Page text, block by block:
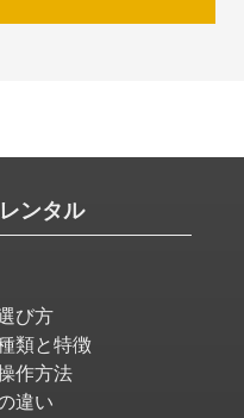
ンタル
び方
類と特徴
作方法
違い